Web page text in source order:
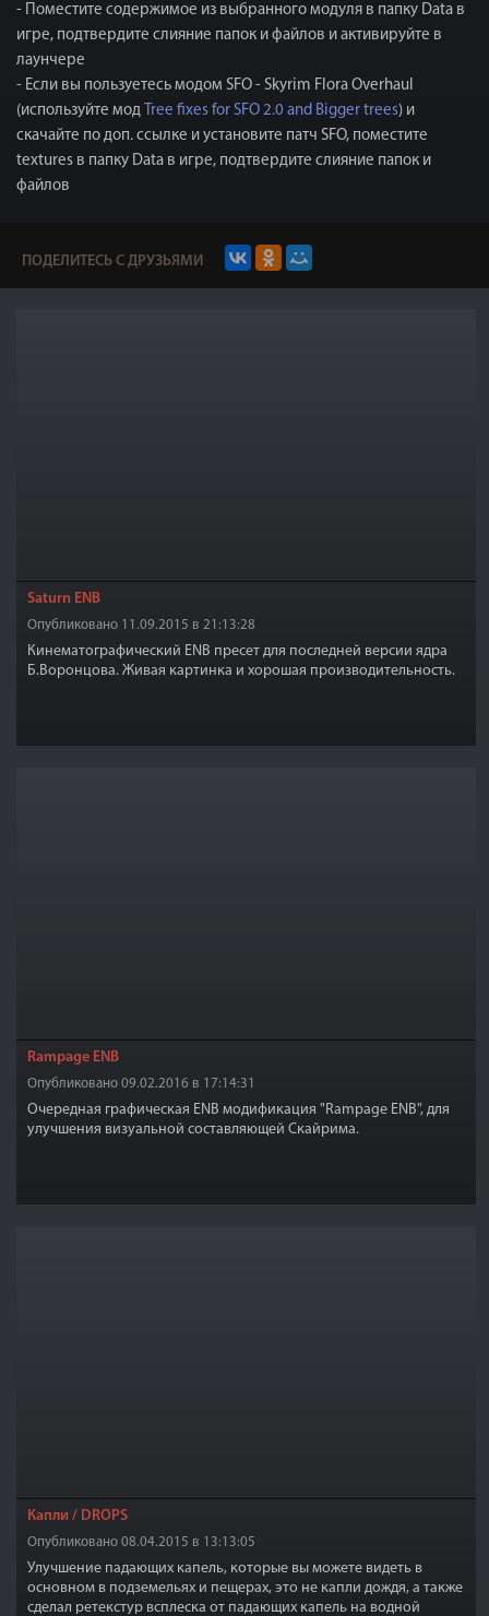
- Поместите содержимое из выбранного модуля в папку Data в
игре, подтвердите слияние папок и файлов и активируйте в
лаунчере
- Если вы пользуетесь модом SFO - Skyrim Flora Overhaul
(используйте мод Tree fixes for SFO 2.0 and Bigger trees) и
скачайте по доп. ссылке и установите патч SFO, поместите
textures в папку Data в игре, подтвердите слияние папок и
файлов
ПОДЕЛИТЕСЬ С ДРУЗЬЯМИ
Saturn ENB
Опубликовано 11.09.2015 в 21:13:28
Кинематографический ENB пресет для последней версии ядра
Б.Воронцова. Живая картинка и хорошая производительность.
Rampage ENB
Опубликовано 09.02.2016 в 17:14:31
Очередная графическая ENB модификация "Rampage ENB", для
улучшения визуальной составляющей Скайрима.
Капли / DROPS
Опубликовано 08.04.2015 в 13:13:05
Улучшение падающих капель, которые вы можете видеть в
основном в подземельях и пещерах, это не капли дождя, а также
сделал ретекстур всплеска от падающих капель на водной